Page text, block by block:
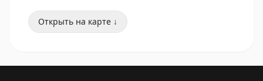
Открыть на карте ↓